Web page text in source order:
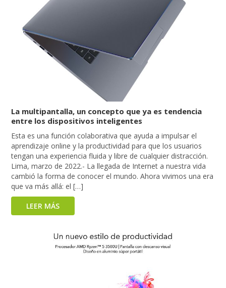
La multipantalla, un concepto que ya es tendencia
entre los dispositivos inteligentes
Esta es una función colaborativa que ayuda a impulsar el
aprendizaje online y la productividad para que los usuarios
tengan una experiencia fluida y libre de cualquier distracción.
Lima, marzo de 2022.- La llegada de Internet a nuestra vida
cambió la forma de conocer el mundo. Ahora vivimos una era
que va más allá: el […]
LEER MÁS